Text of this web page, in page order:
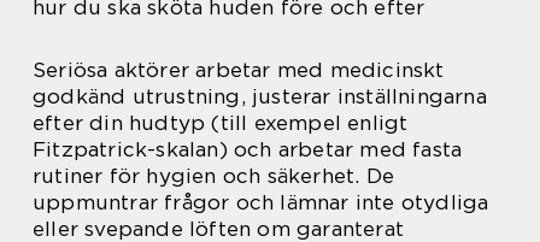
hur du ska sköta huden före och efter
Seriösa aktörer arbetar med medicinskt
godkänd utrustning, justerar inställningarna
efter din hudtyp (till exempel enligt
Fitzpatrick-skalan) och arbetar med fasta
rutiner för hygien och säkerhet. De
uppmuntrar frågor och lämnar inte otydliga
eller svepande löften om garanterat